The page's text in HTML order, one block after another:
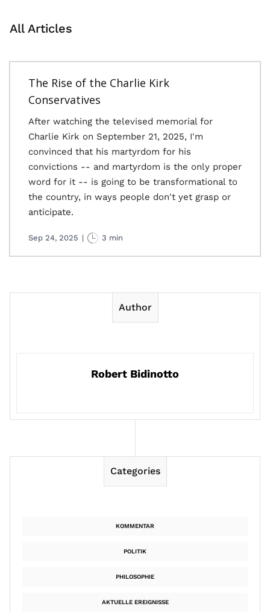
All Articles
The Rise of the Charlie Kirk
Conservatives
After watching the televised memorial for
Charlie Kirk on September 21, 2025, I'm
convinced that his martyrdom for his
convictions -- and martyrdom is the only proper
word for it -- is going to be transformational to
the country, in ways people don't yet grasp or
anticipate.
Sep 24, 2025 | 3 min
Author
Robert Bidinotto
Categories
KOMMENTAR
POLITIK
PHILOSOPHIE
AKTUELLE EREIGNISSE